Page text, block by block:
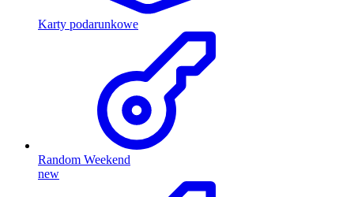
Karty podarunkowe
Random Weekend
new